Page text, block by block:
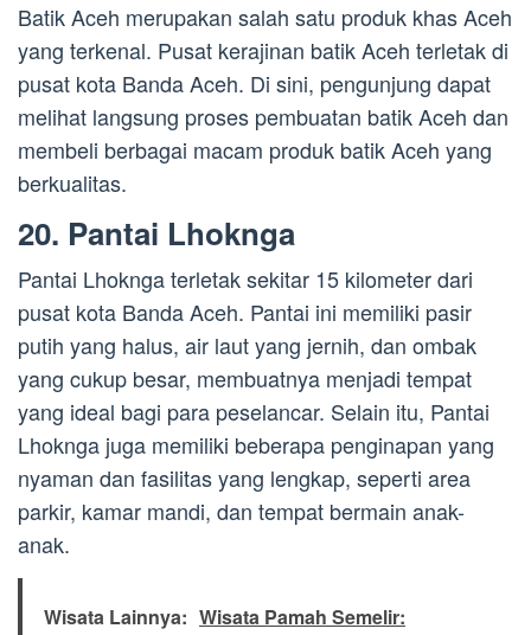
Batik Aceh merupakan salah satu produk khas Aceh
yang terkenal. Pusat kerajinan batik Aceh terletak di
pusat kota Banda Aceh. Di sini, pengunjung dapat
melihat langsung proses pembuatan batik Aceh dan
membeli berbagai macam produk batik Aceh yang
berkualitas.
20. Pantai Lhoknga
Pantai Lhoknga terletak sekitar 15 kilometer dari
pusat kota Banda Aceh. Pantai ini memiliki pasir
putih yang halus, air laut yang jernih, dan ombak
yang cukup besar, membuatnya menjadi tempat
yang ideal bagi para peselancar. Selain itu, Pantai
Lhoknga juga memiliki beberapa penginapan yang
nyaman dan fasilitas yang lengkap, seperti area
parkir, kamar mandi, dan tempat bermain anak-
anak.
Wisata Lainnya: Wisata Pamah Semelir: